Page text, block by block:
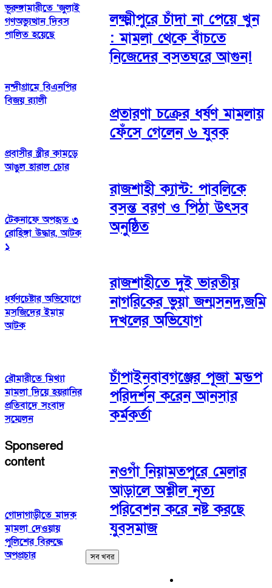
ভূরুঙ্গামারীতে ‘জুলাই
গণঅভ্যুত্থান দিবস
পালিত হয়েছে
নন্দীগ্রামে বিএনপির
বিজয় র‌্যালী
প্রবাসীর স্ত্রীর কামড়ে
আঙুল হারাল চোর
টেকনাফে অপহৃত ৩
রোহিঙ্গা উদ্ধার, আটক
১
ধর্ষণচেষ্টার অভিযোগে
মসজিদের ইমাম
আটক
রৌমারীতে মিথ্যা
মামলা দিয়ে হয়রানির
প্রতিবাদে সংবাদ
সম্মেলন
Sponsered
content
গোদাগাড়ীতে মাদক
মামলা দেওয়ায়
পুলিশের বিরুদ্ধে
অপপ্রচার
লক্ষ্মীপুরে চাঁদা না পেয়ে খুন
: মামলা থেকে বাঁচতে
নিজেদের বসতঘরে আগুন!
প্রতারণা চক্রের ধর্ষণ মামলায়
ফেঁসে গেলেন ৬ যুবক
রাজশাহী ক্যান্ট: পাবলিকে
বসন্ত বরণ ও পিঠা উৎসব
অনুষ্ঠিত
রাজশাহীতে দুই ভারতীয়
নাগরিকের ভুয়া জন্মসনদ,জমি
দখলের অভিযোগ
চাঁপাইনবাবগঞ্জের পূজা মন্ডপ
পরিদর্শন করেন আনসার
কর্মকর্তা
নওগাঁ নিয়ামতপুরে মেলার
আড়ালে অশ্লীল নৃত্য
পরিবেশন করে নষ্ট করছে
যুবসমাজ
সব খবর